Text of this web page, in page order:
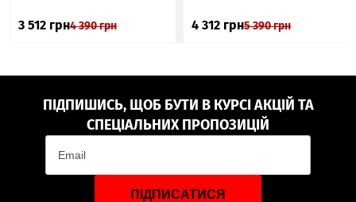
3 512 грн4 390грн 4 312 грн5 390грн
ПІДПИШИСЬ, ЩОБ БУТИ В КУРСІ АКЦІЙ ТА
СПЕЦІАЛЬНИХ ПРОПОЗИЦІЙ
ПІДПИСАТИСЯ